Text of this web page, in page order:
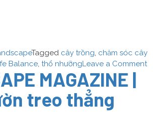
Tagged cây trồng, chăm sóc cây
Balance, thổ nhưỡngLeave a Comment
MAGAZINE |
treo thẳng